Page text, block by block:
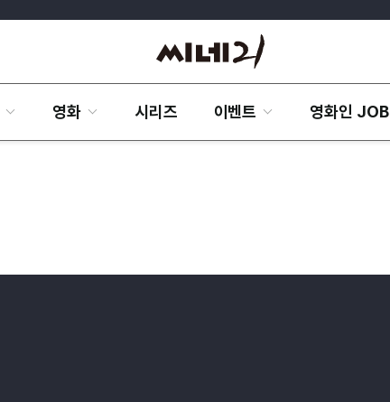
영화 시리즈 이벤트 영화인 JOB